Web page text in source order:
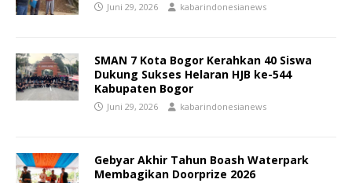
Juni 29, 2026 kabarindonesianews
SMAN 7 Kota Bogor Kerahkan 40 Siswa
Dukung Sukses Helaran HJB ke-544
Kabupaten Bogor
Juni 29, 2026 kabarindonesianews
Gebyar Akhir Tahun Boash Waterpark
Membagikan Doorprize 2026